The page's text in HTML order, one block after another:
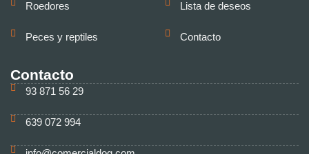
Roedores
Peces y reptiles
Lista de deseos
Contacto
Contacto
93 871 56 29
639 072 994